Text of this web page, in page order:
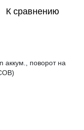
К сравнению
аккум., поворот на